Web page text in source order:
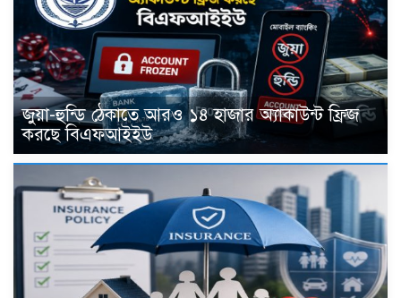
জুয়া-হুন্ডি ঠেকাতে আরও ১৪ হাজার অ্যাকাউন্ট ফ্রিজ
করছে বিএফআইইউ